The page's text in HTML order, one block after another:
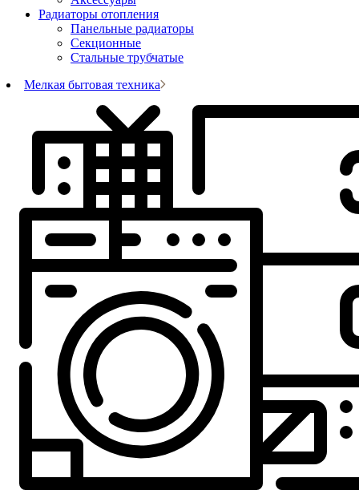
Радиаторы отопления
Панельные радиаторы
Секционные
Стальные трубчатые
Мелкая бытовая техника